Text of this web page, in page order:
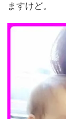
ますけど。